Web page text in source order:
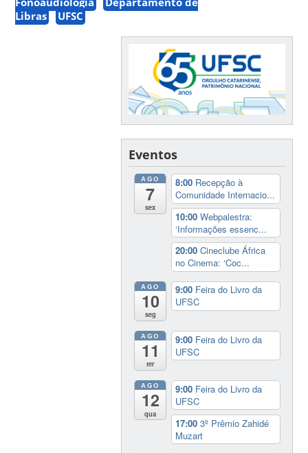
Libras
UFSC
Eventos
AGO
7
sex
8:00 Recepção à
Comunidade Internacio...
10:00Webpalestra:
‘Informações essenc...
20:00Cineclube África
no Cinema: ‘Coc...
AGO
10
seg
9:00 Feira do Livro da
UFSC
AGO
11
ter
9:00 Feira do Livro da
UFSC
AGO
12
qua
9:00 Feira do Livro da
UFSC
17:003º Prêmio Zahidé
Muzart